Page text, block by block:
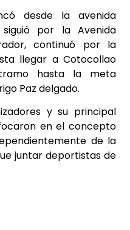
desde la avenida
por la Avenida
continuó por la
llegar a Cotocollao
hasta la meta
Paz delgado.
y su principal
en el concepto
de la
juntar deportistas de